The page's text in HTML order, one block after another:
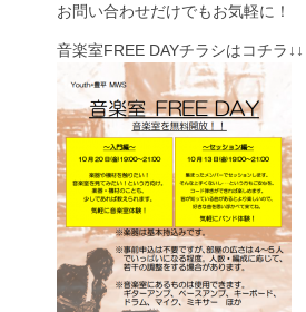
お問い合わせだけでもお気軽に！
音楽室FREE DAYチラシはコチラ↓↓